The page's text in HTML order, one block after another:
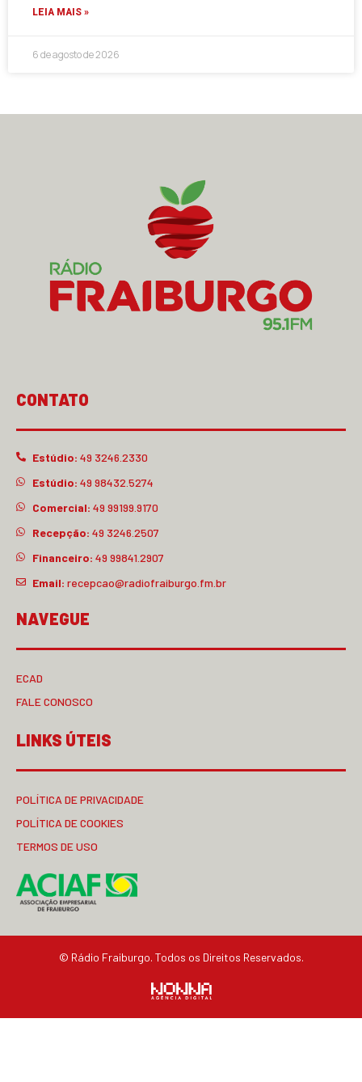
LEIA MAIS »
6 de agosto de 2026
CONTATO
Estúdio: 49 3246.2330
Estúdio: 49 98432.5274
Comercial: 49 99199.9170
Recepção: 49 3246.2507
Financeiro: 49 99841.2907
Email: recepcao@radiofraiburgo.fm.br
NAVEGUE
ECAD
FALE CONOSCO
LINKS ÚTEIS
POLÍTICA DE PRIVACIDADE
POLÍTICA DE COOKIES
TERMOS DE USO
© Rádio Fraiburgo. Todos os Direitos Reservados.